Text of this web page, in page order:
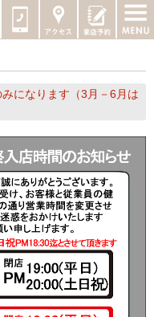
になります（3月－6月は